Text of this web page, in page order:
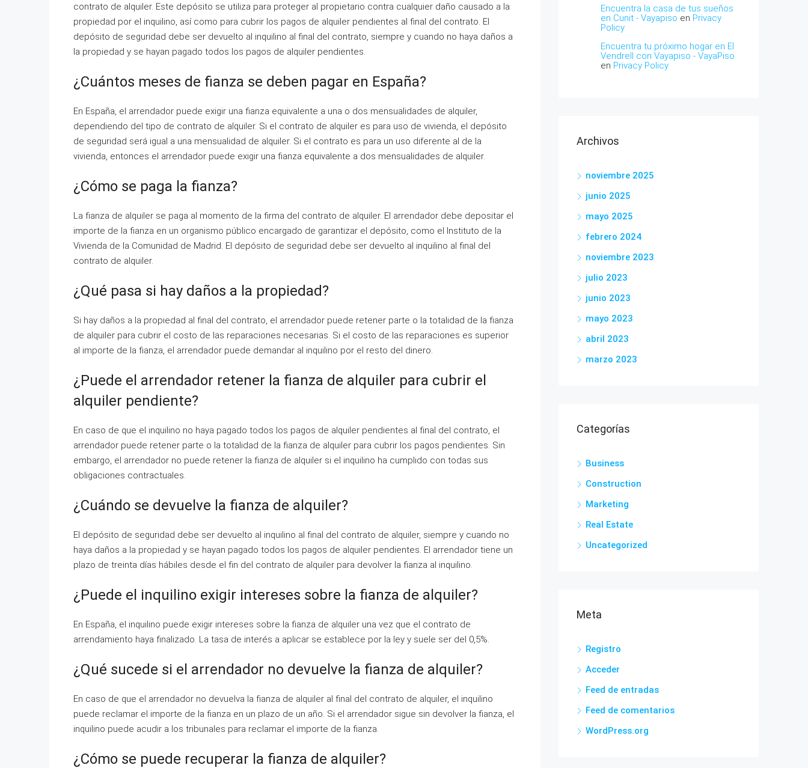
contrato de alquiler. Este depósito se utiliza para proteger al propietario contra cualquier daño causado a la
propiedad por el inquilino, así como para cubrir los pagos de alquiler pendientes al final del contrato. El
depósito de seguridad debe ser devuelto al inquilino al final del contrato, siempre y cuando no haya daños a
la propiedad y se hayan pagado todos los pagos de alquiler pendientes.
¿Cuántos meses de fianza se deben pagar en España?
En España, el arrendador puede exigir una fianza equivalente a una o dos mensualidades de alquiler,
dependiendo del tipo de contrato de alquiler. Si el contrato de alquiler es para uso de vivienda, el depósito
de seguridad será igual a una mensualidad de alquiler. Si el contrato es para un uso diferente al de la
vivienda, entonces el arrendador puede exigir una fianza equivalente a dos mensualidades de alquiler.
¿Cómo se paga la fianza?
La fianza de alquiler se paga al momento de la firma del contrato de alquiler. El arrendador debe depositar el
importe de la fianza en un organismo público encargado de garantizar el depósito, como el Instituto de la
Vivienda de la Comunidad de Madrid. El depósito de seguridad debe ser devuelto al inquilino al final del
contrato de alquiler.
¿Qué pasa si hay daños a la propiedad?
Si hay daños a la propiedad al final del contrato, el arrendador puede retener parte o la totalidad de la fianza
de alquiler para cubrir el costo de las reparaciones necesarias. Si el costo de las reparaciones es superior
al importe de la fianza, el arrendador puede demandar al inquilino por el resto del dinero.
¿Puede el arrendador retener la fianza de alquiler para cubrir el
alquiler pendiente?
En caso de que el inquilino no haya pagado todos los pagos de alquiler pendientes al final del contrato, el
arrendador puede retener parte o la totalidad de la fianza de alquiler para cubrir los pagos pendientes. Sin
embargo, el arrendador no puede retener la fianza de alquiler si el inquilino ha cumplido con todas sus
obligaciones contractuales.
¿Cuándo se devuelve la fianza de alquiler?
El depósito de seguridad debe ser devuelto al inquilino al final del contrato de alquiler, siempre y cuando no
haya daños a la propiedad y se hayan pagado todos los pagos de alquiler pendientes. El arrendador tiene un
plazo de treinta días hábiles desde el fin del contrato de alquiler para devolver la fianza al inquilino.
¿Puede el inquilino exigir intereses sobre la fianza de alquiler?
En España, el inquilino puede exigir intereses sobre la fianza de alquiler una vez que el contrato de
arrendamiento haya finalizado. La tasa de interés a aplicar se establece por la ley y suele ser del 0,5%.
¿Qué sucede si el arrendador no devuelve la fianza de alquiler?
En caso de que el arrendador no devuelva la fianza de alquiler al final del contrato de alquiler, el inquilino
puede reclamar el importe de la fianza en un plazo de un año. Si el arrendador sigue sin devolver la fianza, el
inquilino puede acudir a los tribunales para reclamar el importe de la fianza.
¿Cómo se puede recuperar la fianza de alquiler?
Encuentra la casa de tus sueños
en Cunit - Vayapiso en Privacy
Policy
Encuentra tu próximo hogar en El
Vendrell con Vayapiso - VayaPiso
en Privacy Policy
Archivos
noviembre 2025
junio 2025
mayo 2025
febrero 2024
noviembre 2023
julio 2023
junio 2023
mayo 2023
abril 2023
marzo 2023
Categorías
Business
Construction
Marketing
Real Estate
Uncategorized
Meta
Registro
Acceder
Feed de entradas
Feed de comentarios
WordPress.org